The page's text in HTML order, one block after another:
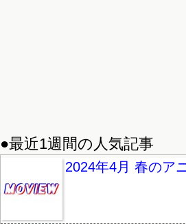
●最近1週間の人気記事
2024年4月 春のア